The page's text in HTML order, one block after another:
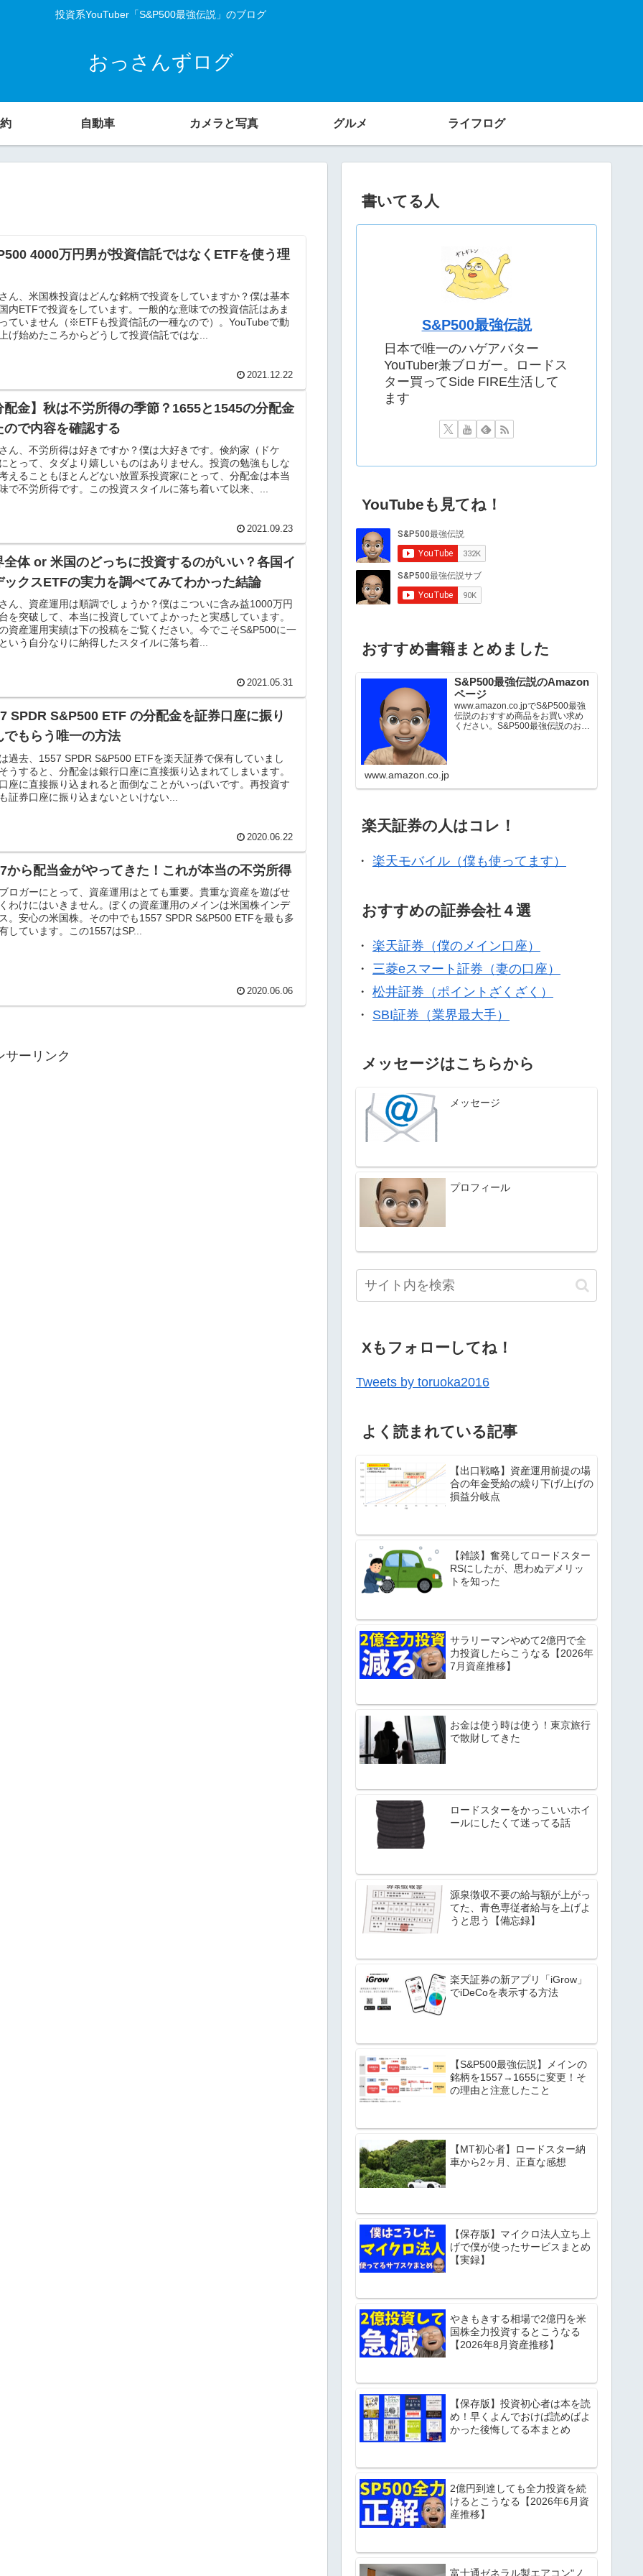
投資系YouTuber「S&P500最強伝説」のブログ
おっさんずログ
自動車 カメラと写真 グルメ ライフログ
4000万円男が投資信託ではなくETFを使う理
ん、米国株投資はどんな銘柄で投資をしていますか？僕は基本
内ETFで投資をしています。一般的な意味での投資信託はあま
ていません（※ETFも投資信託の一種なので）。YouTubeで動
げ始めたころからどうして投資信託ではな...
2021.12.22
配金】秋は不労所得の季節？1655と1545の分配金
ので内容を確認する
ん、不労所得は好きですか？僕は大好きです。倹約家（ドケ
とって、タダより嬉しいものはありません。投資の勉強もしな
えることもほとんどない放置系投資家にとって、分配金は本当
で不労所得です。この投資スタイルに落ち着いて以来、...
2021.09.23
全体 or 米国のどっちに投資するのがいい？各国イ
ックスETFの実力を調べてみてわかった結論
ん、資産運用は順調でしょうか？僕はこついに含み益1000万円
を突破して、本当に投資していてよかったと実感しています。
資産運用実績は下の投稿をご覧ください。今でこそS&P500に一
いう自分なりに納得したスタイルに落ち着...
2021.05.31
SPDR S&P500 ETF の分配金を証券口座に振り
でもらう唯一の方法
過去、1557 SPDR S&P500 ETFを楽天証券で保有していまし
うすると、分配金は銀行口座に直接振り込まれてしまいます。
座に直接振り込まれると面倒なことがいっぱいです。再投資す
証券口座に振り込まないといけない...
2020.06.22
から配当金がやってきた！これが本当の不労所得
ロガーにとって、資産運用はとても重要。貴重な資産を遊ばせ
わけにはいきません。ぼくの資産運用のメインは米国株インデ
。安心の米国株。その中でも1557 SPDR S&P500 ETFを最も多
しています。この1557はSP...
2020.06.06
サーリンク
書いてる人
S&P500最強伝説
日本で唯一のハゲアバター
YouTuber兼ブロガー。ロードス
ター買ってSide FIRE生活して
ます
YouTubeも見てね！
おすすめ書籍まとめました
S&P500最強伝説のAmazon
ページ
www.amazon.co.jpでS&P500最強
伝説のおすすめ商品をお買い求め
ください。S&P500最強伝説のお気
www.amazon.co.jp
楽天証券の人はコレ！
・ 楽天モバイル（僕も使ってます）
おすすめの証券会社４選
・ 楽天証券（僕のメイン口座）
・ 三菱eスマート証券（妻の口座）
・ 松井証券（ポイントざくざく）
・ SBI証券（業界最大手）
メッセージはこちらから
メッセージ
プロフィール
Xもフォローしてね！
Tweets by toruoka2016
よく読まれている記事
【出口戦略】資産運用前提の場
合の年金受給の繰り下げ/上げの
損益分岐点
【雑談】奮発してロードスター
RSにしたが、思わぬデメリッ
トを知った
サラリーマンやめて2億円で全
力投資したらこうなる【2026年
7月資産推移】
お金は使う時は使う！東京旅行
で散財してきた
ロードスターをかっこいいホイ
ールにしたくて迷ってる話
源泉徴収不要の給与額が上がっ
てた、青色専従者給与を上げよ
うと思う【備忘録】
楽天証券の新アプリ「iGrow」
でiDeCoを表示する方法
【S&P500最強伝説】メインの
銘柄を1557→1655に変更！そ
の理由と注意したこと
【MT初心者】ロードスター納
車から2ヶ月、正直な感想
【保存版】マイクロ法人立ち上
げで僕が使ったサービスまとめ
【実録】
やきもきする相場で2億円を米
国株全力投資するとこうなる
【2026年8月資産推移】
【保存版】投資初心者は本を読
め！早くよんでおけば読めばよ
かった後悔してる本まとめ
2億円到達しても全力投資を続
けるとこうなる【2026年6月資
産推移】
富士通ゼネラル製エアコン"ノ